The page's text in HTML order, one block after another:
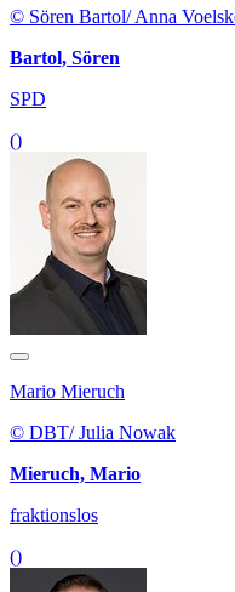
© Sören Bartol/ Anna
Bartol, Sören
SPD
()
Mario Mieruch
© DBT/ Julia Nowak
Mieruch, Mario
fraktionslos
()